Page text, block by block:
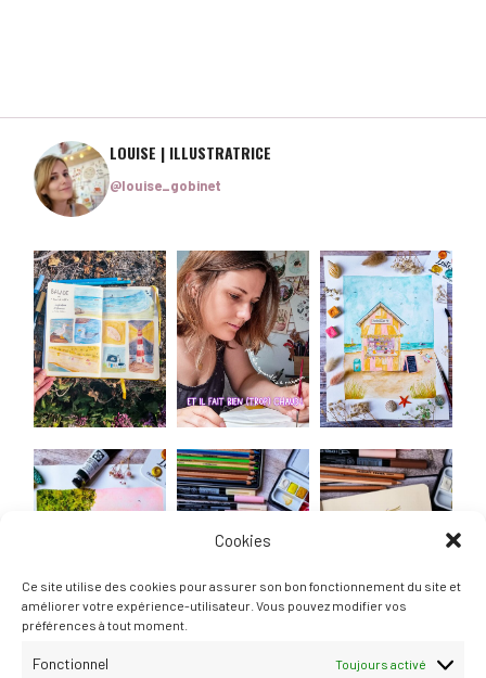
Cookies
Ce site utilise des cookies pour assurer son bon fonctionnement du site et
améliorer votre expérience-utilisateur. Vous pouvez modifier vos
préférences à tout moment.
Fonctionnel Toujours activé
LOUISE | ILLUSTRATRICE
@louise_gobinet